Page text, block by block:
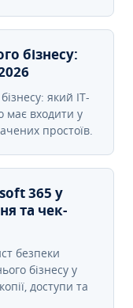
бізнесу:
який IT-
має входити у
простоїв.
365 у
та чек-
безпеки
бізнесу у
доступи та